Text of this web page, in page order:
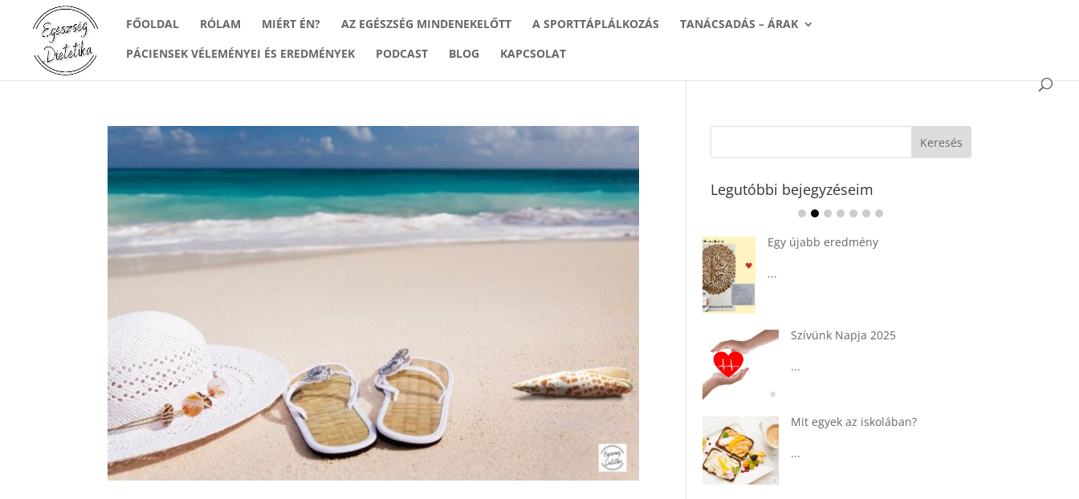
FŐOLDAL RÓLAM MIÉRT ÉN? AZ EGÉSZSÉG MINDENEKELŐTT A SPORTTÁPLÁLKOZÁS
TANÁCSADÁS – ÁRAK
PÁCIENSEK VÉLEMÉNYEI ÉS EREDMÉNYEK
PODCAST BLOG KAPCSOLAT
Legutóbbi bejegyzéseim
Ádvent 1. vasárnapja🌟
Tárkonyos csirkeragu leves
csurgatott tésztával
Táplálkozással az